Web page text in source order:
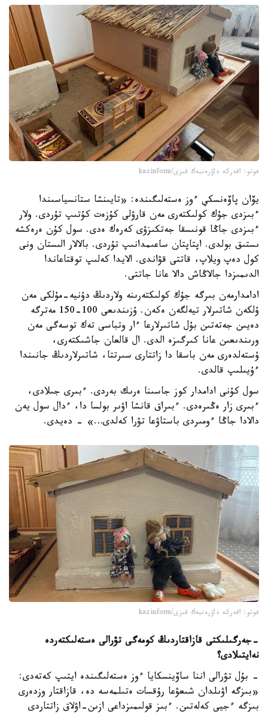
فوتو: اقەركە داۋرەنبەك قىزى/kazinform
يۆان پاۆەنسكي ءوز ەستەلىگىندە: «تايىنشا ستانسياسىندا
ءبىزدى جۇك كولىكتەرى مەن قارۋلى كۇزەت كۇتىپ تۇردى. ولار
ءبىزدى جاڭا قونىسقا جەتكىزۋى كەرەك ەدى. سول كۇن ەرەكشە
ىستىق بولدى. اپتاپتان ساعىمدانىپ تۇردى. بالالار الىستان ونى
كول دەپ ويلاپ، قاتتى قۋاندى. الايدا كەلىپ توقتاعاندا
الدىمىزدا جالاڭاش دالا عانا جاتتى.
ادامدارمەن بىرگە جۇك كولىكتەرىنە ولاردىڭ دۇنيە-مۇلكى مەن
ۇلكەن شاتىرلار تيەلگەن ەكەن. ۇزىندىعى 100-150 مەترگە
دەيىن جەتەتىن بۇل شاتىرلارعا ءار وتباسى تەك توسەگى مەن
ورىندىعىن عانا كىرگىزە الدى. ال قالعان جاشىكتەرى،
ۇستەلدەرى مەن باسقا دا زاتتارى سىرتتا، شاتىرلاردىڭ جانىندا
ءۇيىلىپ قالدى.
سول كۇنى ادامدار كوز جاسىنا ەرىك بەردى. ءبىرى جىلادى،
ءبىرى زار ەڭىرەدى. ءبىراق قانشا اۋىر بولسا دا، ءدال سول يەن
دالادا جاڭا ءومىردى باستاۋعا تۋرا كەلدى…» - دەيدى.
فوتو: اقەركە داۋرەنبەك قىزى/kazinform
-جەرگىلىكتى قازاقتاردىڭ كومەگى تۋرالى ەستەلىكتەردە
نەايتىلادى؟
- بۇل تۋرالى اننا ساۆينسكايا ءوز ەستەلىگىندە ايتىپ كەتەدى:
«بىزگە اۋىلدان شىعۋعا رۇقسات ەتىلمەسە دە، قازاقتار وزدەرى
بىزگە ءجيى كەلەتىن. ءبىز قولىمىزداعى ازىن-اۋلاق زاتتاردى